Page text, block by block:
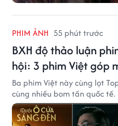
PHIM ẢNH 55 phút trước
BXH độ thảo luận
hội: 3 phim Việt góp
Ba phim Việt này cùng lọt
cùng nhiều bom tấn quốc tế.